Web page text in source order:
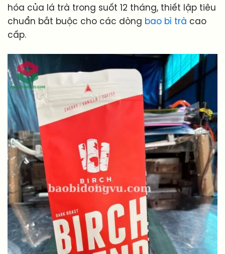
hóa của lá trà trong suốt 12 tháng, thiết lập tiêu
chuẩn bắt buộc cho các dòng bao bì trà cao
cấp.